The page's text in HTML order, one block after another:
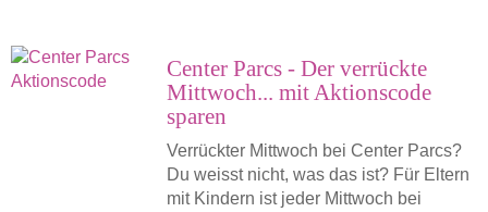
Center Parcs - Der verrückte
Mittwoch... mit Aktionscode
sparen
Verrückter Mittwoch bei Center Parcs?
Du weisst nicht, was das ist? Für Eltern
mit Kindern ist jeder Mittwoch bei